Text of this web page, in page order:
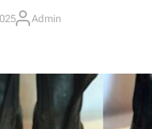
A
R
Admin